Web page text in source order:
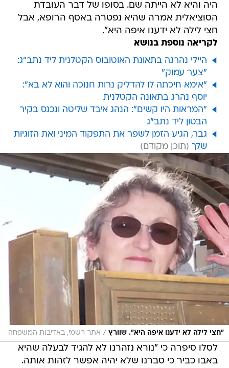
היה והיא לא הייתה שם. בסופו של דבר העובדת
הסוציאלית אמרה שהיא נפטרה באסף הרופא, אבל
חצי לילה לא ידענו איפה היא".
לקריאה נוספת בנושא
היילי נהרגה בתאונת האוטובוס הקטלנית ליד נתב"ג:
"צער עמוק"
"אימא חיכתה לו להדליק נרות חנוכה והוא לא בא":
יוסף נהרג בתאונה הקטלנית
"המראות היו קשים": הנהג איבד שליטה ונכנס בקיר
הבטון ליד נתב"ג
גבר, הגיע הזמן לשפר את התפקוד המיני ואת הזוגיות
שלך
"חצי לילה לא ידענו איפה היא". שוורץ / אתר רשמי, באדיבות המשפחה
לסלו סיפרה כי "נורא נזהרנו לא להגיד לבעלה שהיא
באבו כביר כי סברנו שלא יהיה אפשר לזהות אותה.